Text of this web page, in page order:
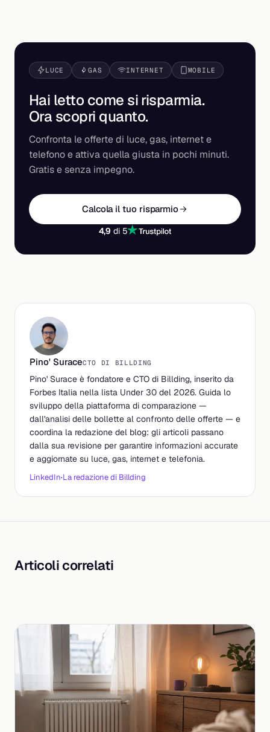
LUCE GAS INTERNET MOBILE
Hai letto come si risparmia.
Ora scopri quanto.
Confronta le offerte di luce, gas, internet e
telefono e attiva quella giusta in pochi minuti.
Gratis e senza impegno.
Calcola il tuo risparmio
4,9 di 5
Pino' SuraceCTO DI BILLDING
Pino' Surace è fondatore e CTO di Billding, inserito da
Forbes Italia nella lista Under 30 del 2026. Guida lo
sviluppo della piattaforma di comparazione —
dall'analisi delle bollette al confronto delle offerte — e
coordina la redazione del blog: gli articoli passano
dalla sua revisione per garantire informazioni accurate
e aggiornate su luce, gas, internet e telefonia.
LinkedIn·La redazione di Billding
Articoli correlati